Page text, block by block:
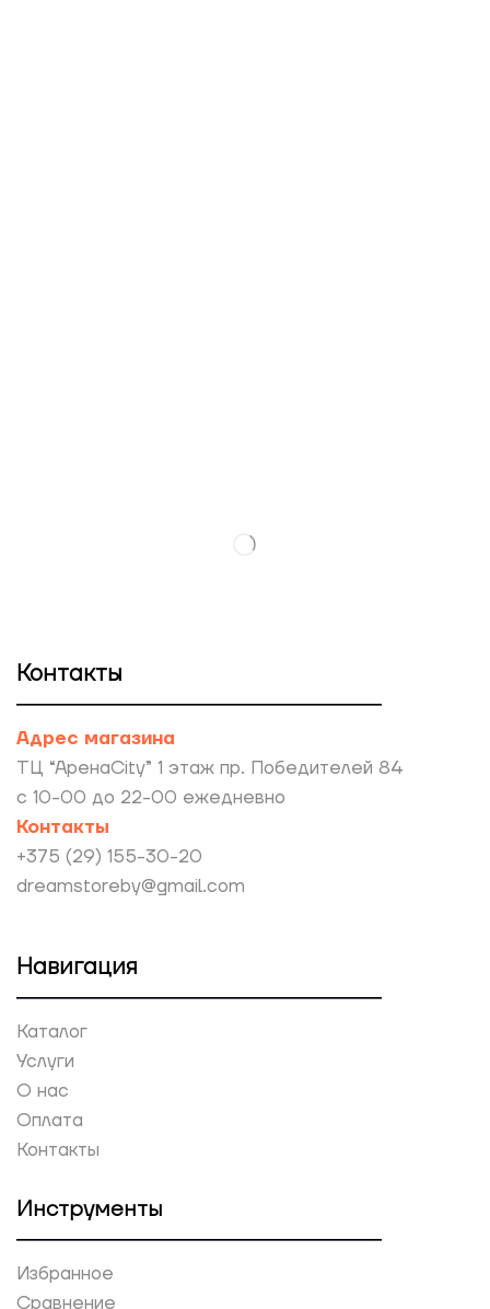
Контакты
Адрес магазина
ТЦ “АренаCity” 1 этаж пр. Победителей 84
с 10-00 до 22-00 ежедневно
Контакты
+375 (29) 155-30-20
dreamstoreby@gmail.com
Навигация
Каталог
Услуги
О нас
Оплата
Контакты
Инструменты
Избранное
Сравнение